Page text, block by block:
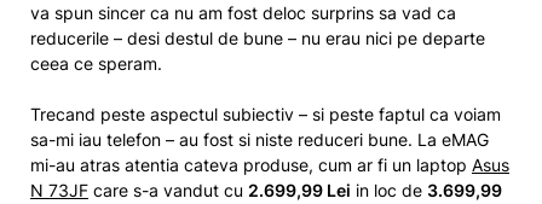
va spun sincer ca nu am fost deloc surprins sa vad ca
reducerile – desi destul de bune – nu erau nici pe departe
ceea ce speram.
Trecand peste aspectul subiectiv – si peste faptul ca voiam
sa-mi iau telefon – au fost si niste reduceri bune. La eMAG
mi-au atras atentia cateva produse, cum ar fi un laptop Asus
N 73JF care s-a vandut cu 2.699,99 Lei in loc de 3.699,99